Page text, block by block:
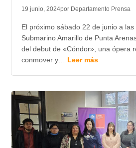
19 junio, 2024por Departamento Prensa
El próximo sábado 22 de junio a
Submarino Amarillo de Punta
del debut de «Cóndor», una ópera
conmover y… Leer más